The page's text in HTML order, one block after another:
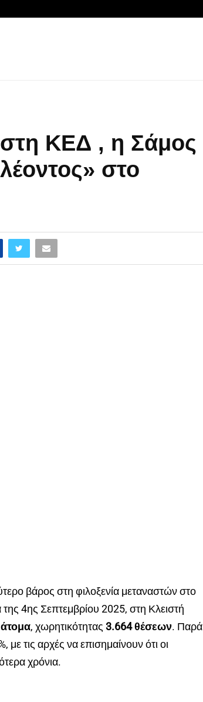
στη ΚΕΔ , η Σάμος
στο
βάρος στη φιλοξενία μεταναστών στο
4ης Σεπτεμβρίου 2025, στη Κλειστή
, χωρητικότητας 3.664 θέσεων. Παρά
τις αρχές να επισημαίνουν ότι οι
χρόνια.